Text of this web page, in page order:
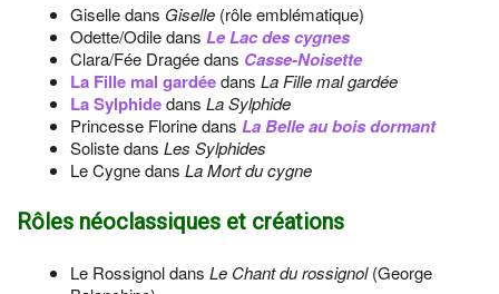
Giselle dans Giselle (rôle emblématique)
Odette/Odile dans Le Lac des cygnes
Clara/Fée Dragée dans Casse-Noisette
La Fille mal gardéedans La Fille mal gardée
La Sylphidedans La Sylphide
Princesse Florine dans La Belle au bois dormant
Soliste dans Les Sylphides
Le Cygne dans La Mort du cygne
Rôles néoclassiques et créations
Le Rossignol dans Le Chant du rossignol(George